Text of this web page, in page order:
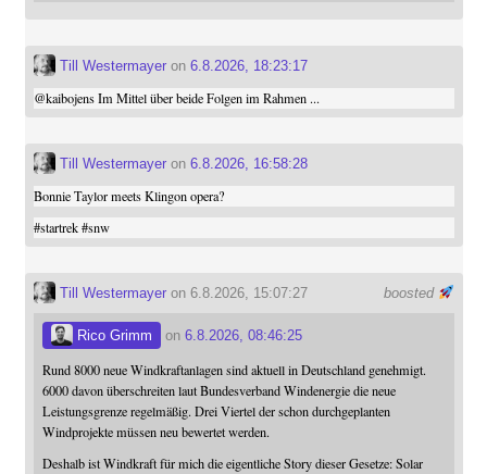
Till Westermayeron 6.8.2026, 18:23:17
@kaibojensIm Mittel über beide Folgen im Rahmen ...
Till Westermayeron 6.8.2026, 16:58:28
Bonnie Taylor meets Klingon opera?
#startrek #snw
boosted
Till Westermayeron 6.8.2026, 15:07:27
Rico Grimm on 6.8.2026, 08:46:25
Rund 8000 neue Windkraftanlagen sind aktuell in Deutschland genehmigt.
6000 davon überschreiten laut Bundesverband Windenergie die neue
Leistungsgrenze regelmäßig. Drei Viertel der schon durchgeplanten
Windprojekte müssen neu bewertet werden.
Deshalb ist Windkraft für mich die eigentliche Story dieser Gesetze: Solar